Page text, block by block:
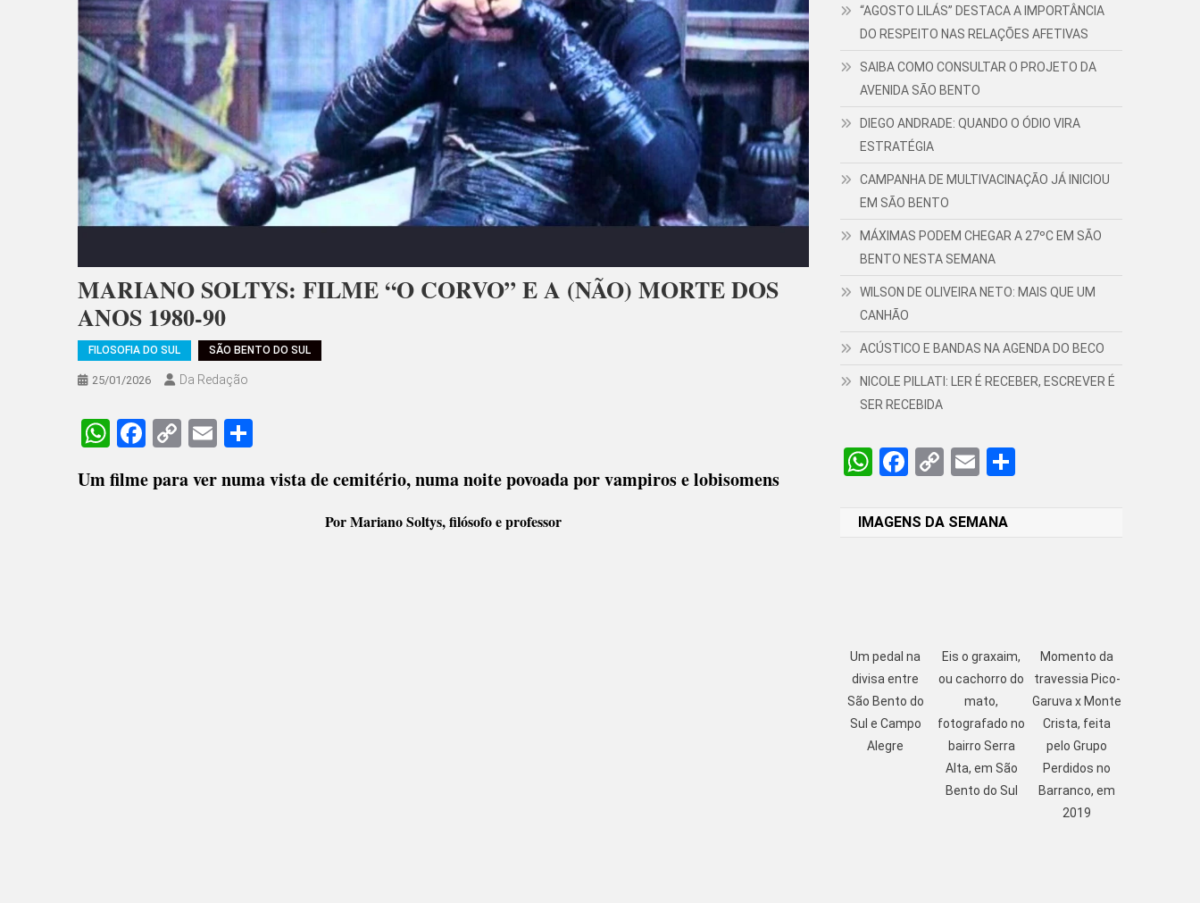
MARIANO SOLTYS: FILME “O CORVO” E A (NÃO) MORTE DOS
ANOS 1980-90
FILOSOFIA DO SUL SÃO BENTO DO SUL
25/01/2026 Da Redação
WhatsApp
Facebook
CopyEmail
Um filme para ver numa vista de cemitério, numa noite povoada por vampiros e lobisomens
Por Mariano Soltys, filósofo e professor
“AGOSTO LILÁS” DESTACA A IMPORTÂNCIA
DO RESPEITO NAS RELAÇÕES AFETIVAS
SAIBA COMO CONSULTAR O PROJETO DA
AVENIDA SÃO BENTO
DIEGO ANDRADE: QUANDO O ÓDIO VIRA
ESTRATÉGIA
CAMPANHA DE MULTIVACINAÇÃO JÁ INICIOU
EM SÃO BENTO
MÁXIMAS PODEM CHEGAR A 27ºC EM SÃO
BENTO NESTA SEMANA
WILSON DE OLIVEIRA NETO: MAIS QUE UM
CANHÃO
ACÚSTICO E BANDAS NA AGENDA DO BECO
NICOLE PILLATI: LER É RECEBER, ESCREVER É
SER RECEBIDA
WhatsApp
Facebook
CopyEmail
IMAGENS DA SEMANA
Um pedal na
divisa entre
São Bento do
Sul e Campo
Alegre
Eis o graxaim,
ou cachorro do
mato,
fotografado no
bairro Serra
Alta, em São
Bento do Sul
Momento da
travessia Pico-
Garuva x Monte
Crista, feita
pelo Grupo
Perdidos no
Barranco, em
2019